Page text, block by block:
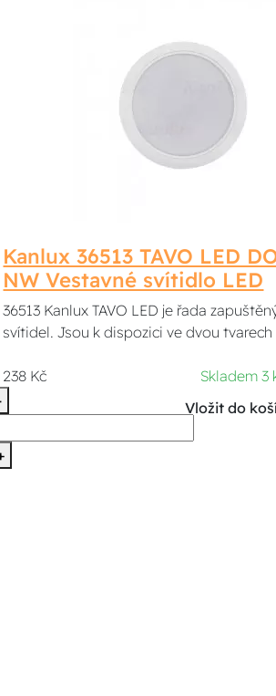
Kanlux 36513 TAVO LED
NW Vestavné svítidlo LED
36513 Kanlux TAVO LED je řada
svítidel. Jsou k dispozici ve dvou
238 Kč
Skladem 3
Vložit do